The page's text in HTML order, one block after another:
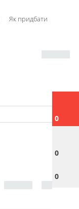
Як придбати
0
0
0